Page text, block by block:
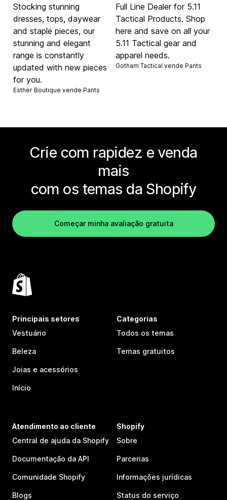
Stocking stunning
dresses, tops, daywear
and staple pieces, our
stunning and elegant
range is constantly
updated with new pieces
for you.
Esther Boutique vende Pants
Full Line Dealer for 5.11
Tactical Products. Shop
here and save on all your
5.11 Tactical gear and
apparel needs.
Gotham Tactical vende Pants
Crie com rapidez e venda
mais
com os temas da Shopify
Começar minha avaliação gratuita
Principais setores
Vestuário
Beleza
Joias e acessórios
Início
Categorias
Todos os temas
Temas gratuitos
Atendimento ao cliente
Central de ajuda da Shopify
Documentação da API
Comunidade Shopify
Blogs
Shopify
Sobre
Parcerias
Informações jurídicas
Status do serviço